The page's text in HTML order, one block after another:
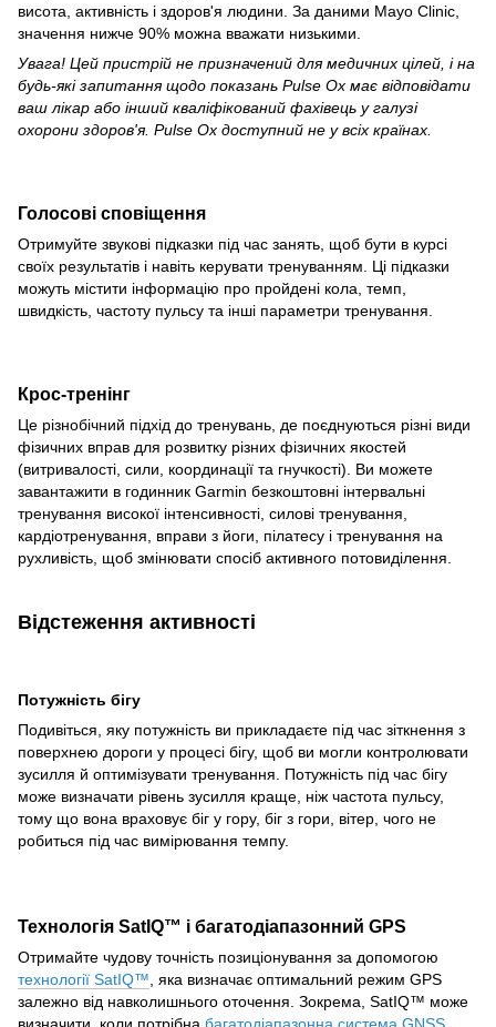
висота, активність і здоров'я людини. За даними Mayo Clinic,
значення нижче 90% можна вважати низькими.
Увага! Цей пристрій не призначений для медичних цілей, і на
будь-які запитання щодо показань Pulse Ox має відповідати
ваш лікар або інший кваліфікований фахівець у галузі
охорони здоров'я. Pulse Ox доступний не у всіх країнах.
Голосові сповіщення
Отримуйте звукові підказки під час занять, щоб бути в курсі
своїх результатів і навіть керувати тренуванням. Ці підказки
можуть містити інформацію про пройдені кола, темп,
швидкість, частоту пульсу та інші параметри тренування.
Крос-тренінг
Це різнобічний підхід до тренувань, де поєднуються різні види
фізичних вправ для розвитку різних фізичних якостей
(витривалості, сили, координації та гнучкості). Ви можете
завантажити в годинник Garmin безкоштовні інтервальні
тренування високої інтенсивності, силові тренування,
кардіотренування, вправи з йоги, пілатесу і тренування на
рухливість, щоб змінювати спосіб активного потовиділення.
Відстеження активності
Потужність бігу
Подивіться, яку потужність ви прикладаєте під час зіткнення з
поверхнею дороги у процесі бігу, щоб ви могли контролювати
зусилля й оптимізувати тренування. Потужність під час бігу
може визначати рівень зусилля краще, ніж частота пульсу,
тому що вона враховує біг у гору, біг з гори, вітер, чого не
робиться під час вимірювання темпу.
Технологія SatIQ™ і багатодіапазонний GPS
Отримайте чудову точність позиціонування за допомогою
технології SatIQ™, яка визначає оптимальний режим GPS
залежно від навколишнього оточення. Зокрема, SatIQ™ може